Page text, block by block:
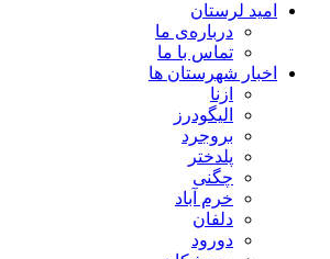
امید لرستان
درباره‌ی ما
تماس با ما
اخبار شهرستان ها
ازنا
الیگودرز
بروجرد
پلدختر
چگنی
خرم آباد
دلفان
دورود